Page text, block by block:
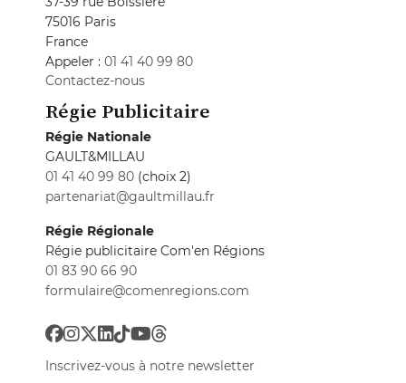
75016 Paris
France
Appeler : 01 41 40 99 80
Contactez-nous
Régie Publicitaire
Régie Nationale
GAULT&MILLAU
01 41 40 99 80 (choix 2)
partenariat@gaultmillau.fr
Régie Régionale
Régie publicitaire Com'en Régions
01 83 90 66 90
formulaire@comenregions.com
Inscrivez-vous à notre newsletter